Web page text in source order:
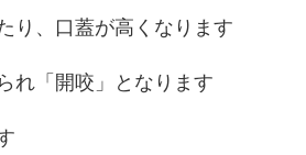
、口蓋が高くなります
「開咬」となります